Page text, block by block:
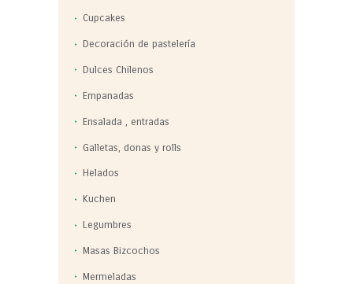
Cupcakes
Decoración de pastelería
Dulces Chilenos
Empanadas
Ensalada , entradas
Galletas, donas y rolls
Helados
Kuchen
Legumbres
Masas Bizcochos
Mermeladas